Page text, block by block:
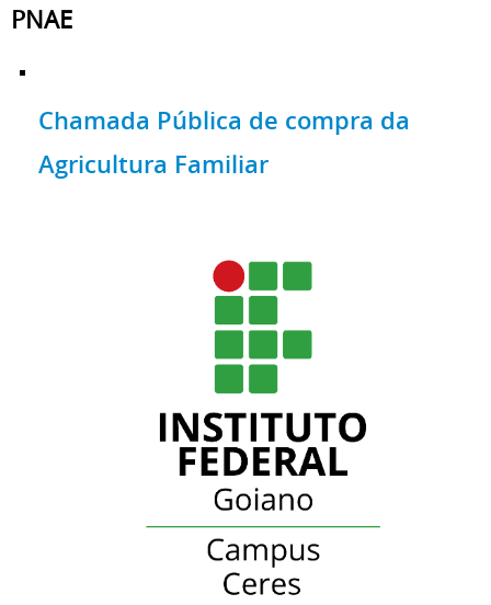
PNAE
Chamada Pública de compra da
Agricultura Familiar